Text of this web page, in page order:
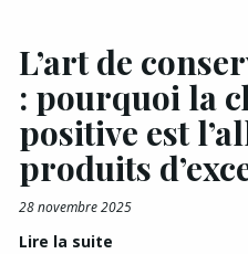
L’art de
: pourquoi la
positive est
produits
28 novembre 2025
Lire la suite